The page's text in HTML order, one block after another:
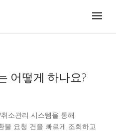
어떻게 하나요?
소관리 시스템을 통해
불 요청 건을 빠르게 조회하고